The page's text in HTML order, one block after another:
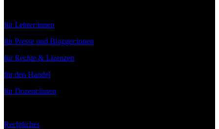
für Lehrer:innen
für Presse und Blogger:innen
für Rechte & Lizenzen
für den Handel
für Dozent:innen
Rechtliches